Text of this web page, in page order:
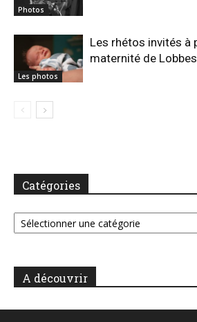
Photos
Les photos
Les rhétos invités à
maternité de Lobbes
Catégories
Catégories
A découvrir